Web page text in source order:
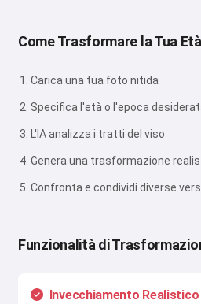
Come Trasformare la Tua Età
Carica una tua foto nitida
Specifica l'età o l'epoca
L'IA analizza i tratti del viso
Genera una trasformazione
Confronta e condividi diverse
Funzionalità di
Invecchiamento Realistico